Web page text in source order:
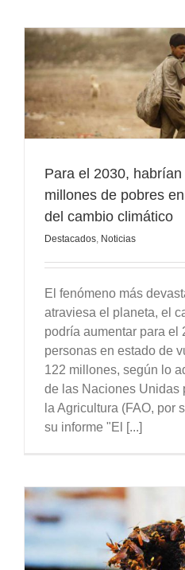
Para el 2030,
millones de pobres
del cambio climático
Destacados Noticias
El fenómeno más
atraviesa el planeta, el
podría aumentar para el
personas en estado de
122 millones, según lo
de las Naciones Unidas
la Agricultura (FAO, por
su informe "El [...]